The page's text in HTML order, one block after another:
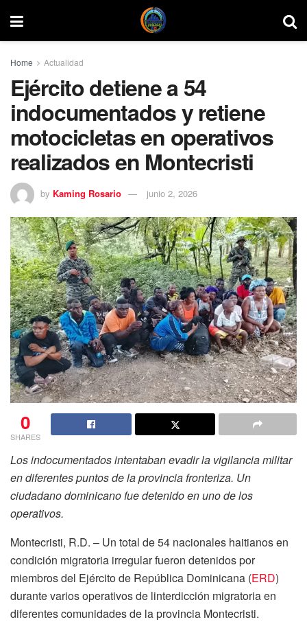
Home Actualidad
Ejército detiene a 54
indocumentados y retiene
motocicletas en operativos
realizados en Montecristi
by Kaming Rosario junio 2, 2026
0
SHARES
Los indocumentados intentaban evadir la vigilancia militar
en diferentes puntos de la provincia fronteriza. Un
ciudadano dominicano fue detenido en uno de los
operativos.
Montecristi, R.D. – Un total de 54 nacionales haitianos en
condición migratoria irregular fueron detenidos por
miembros del Ejército de República Dominicana (ERD)
durante varios operativos de linterdicción migratoria en
diferentes comunidades de la provincia Montecristi.